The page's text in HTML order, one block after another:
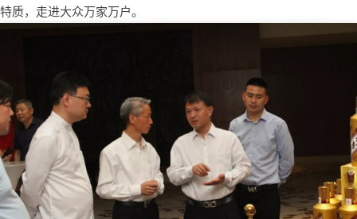
特质，走进大众万家万户。